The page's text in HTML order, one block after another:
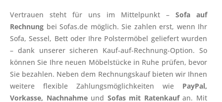
Vertrauen steht für uns im Mittelpunkt – Sofa auf
Rechnung bei Sofas.de möglich. Sie zahlen erst, wenn Ihr
Sofa, Sessel, Bett oder Ihre Polstermöbel geliefert wurden
– dank unserer sicheren Kauf-auf-Rechnung-Option. So
können Sie Ihre neuen Möbelstücke in Ruhe prüfen, bevor
Sie bezahlen. Neben dem Rechnungskauf bieten wir Ihnen
weitere flexible Zahlungsmöglichkeiten wie PayPal,
Vorkasse, Nachnahmeund Sofas mit Ratenkaufan. Mit